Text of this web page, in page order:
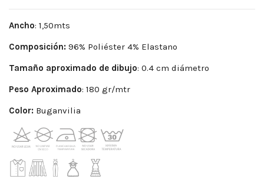
Ancho: 1,50mts
Composición: 96% Poliéster 4% Elastano
Tamaño aproximado de dibujo: 0.4 cm diámetro
Peso Aproximado: 180 gr/mtr
Color: Buganvilia